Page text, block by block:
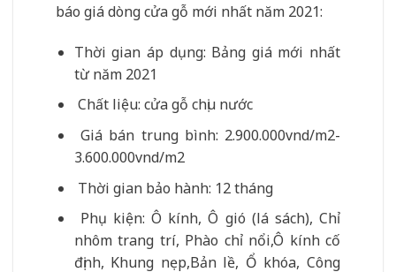
báo giá dòng cửa gỗ mới nhất năm 2021:
Thời gian áp dụng: Bảng giá mới nhất
từ năm 2021
Chất liệu: cửa gỗ chịu nước
Giá bán trung bình: 2.900.000vnd/m2-
3.600.000vnd/m2
Thời gian bảo hành: 12 tháng
Phụ kiện: Ô kính, Ô gió (lá sách), Chỉ
nhôm trang trí, Phào chỉ nổi,Ô kính cố
định, Khung nẹp,Bản lề, Ổ khóa, Công